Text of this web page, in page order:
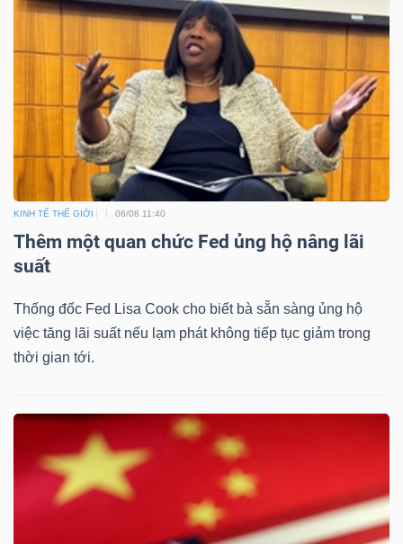
KINH TẾ THẾ GIỚI 06/08 11:40
Thêm một quan chức Fed ủng hộ nâng lãi
suất
Thống đốc Fed Lisa Cook cho biết bà sẵn sàng ủng hộ
việc tăng lãi suất nếu lạm phát không tiếp tục giảm trong
thời gian tới.
chứng
(-)
Cổ phiếu Chỉ số Chứng chỉ quỹ Chứng
Lãnh
đạo
(-)
Tất cả Người nội bộ Người liên quan Cổ đông lớn
tức
(-)
viết
của
tác